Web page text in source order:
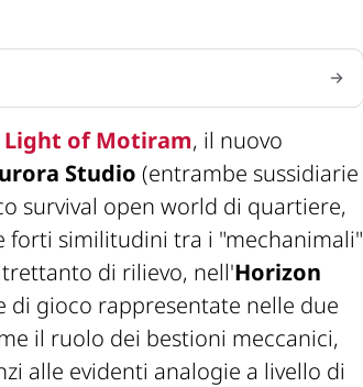
Light of Motiram, il nuovo
Studio (entrambe sussidiarie
survival open world di quartiere,
similitudini tra i "mechanimali"
di rilievo, nell'Horizon
di gioco rappresentate nelle due
il ruolo dei bestioni meccanici,
alle evidenti analogie a livello di